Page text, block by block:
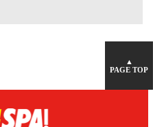
▲
PAGE TOP